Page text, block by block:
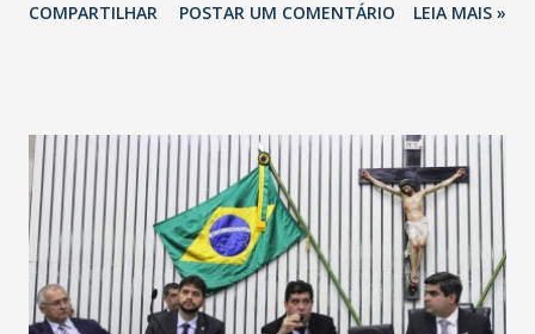
Havan Fortaleza ainda não foi anunciada oficialmente, mas
COMPARTILHAR POSTAR UM COMENTÁRIO LEIA MAIS »